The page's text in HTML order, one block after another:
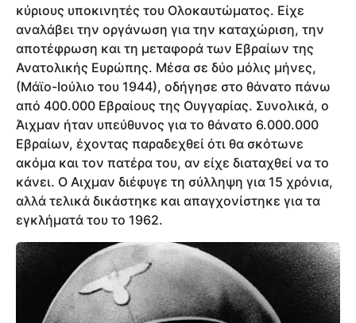
κύριους υποκινητές του Ολοκαυτώματος. Είχε
αναλάβει την οργάνωση για την καταχώριση, την
αποτέφρωση και τη μεταφορά των Εβραίων της
Ανατολικής Ευρώπης. Μέσα σε δύο μόλις μήνες,
(Μάϊο-Ιούλιο του 1944), οδήγησε στο θάνατο πάνω
από 400.000 Εβραίους της Ουγγαρίας. Συνολικά, ο
Άιχμαν ήταν υπεύθυνος για το θάνατο 6.000.000
Εβραίων, έχοντας παραδεχθεί ότι θα σκότωνε
ακόμα και τον πατέρα του, αν είχε διαταχθεί να το
κάνει. Ο Αιχμαν διέφυγε τη σύλληψη για 15 χρόνια,
αλλά τελικά δικάστηκε και απαγχονίστηκε για τα
εγκλήματά του το 1962.